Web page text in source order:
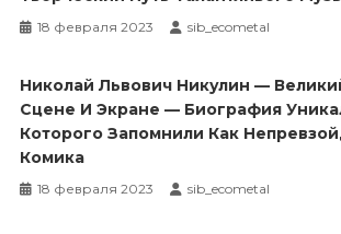
18 февраля 2023 sib_ecometal
Николай Львович Никулин —
Сцене И Экране — Биография
Которого Запомнили Как
Комика
18 февраля 2023 sib_ecometal